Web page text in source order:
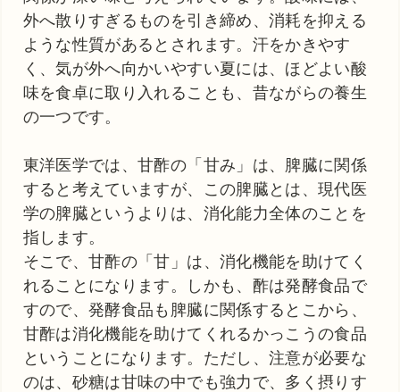
外へ散りすぎるものを引き締め、消耗を抑える
ような性質があるとされます。汗をかきやす
く、気が外へ向かいやすい夏には、ほどよい酸
味を食卓に取り入れることも、昔ながらの養生
の一つです。
東洋医学では、甘酢の「甘み」は、脾臓に関係
すると考えていますが、この脾臓とは、現代医
学の脾臓というよりは、消化能力全体のことを
指します。
そこで、甘酢の「甘」は、消化機能を助けてく
れることになります。しかも、酢は発酵食品で
すので、発酵食品も脾臓に関係するとこから、
甘酢は消化機能を助けてくれるかっこうの食品
ということになります。ただし、注意が必要な
のは、砂糖は甘味の中でも強力で、多く摂りす